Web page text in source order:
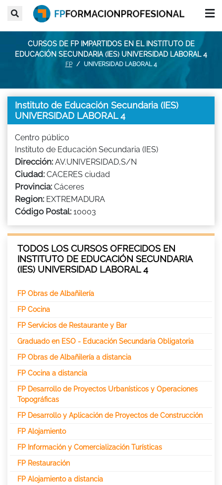
CURSOS DE FP IMPARTIDOS EN EL INSTITUTO DE
EDUCACIÓN SECUNDARIA (IES) UNIVERSIDAD LABORAL 4
FP UNIVERSIDAD LABORAL 4
Instituto de Educación Secundaria (IES)
UNIVERSIDAD LABORAL 4
Centro público
Instituto de Educación Secundaria (IES)
Dirección: AV.UNIVERSIDAD,S/N
Ciudad: CACERES ciudad
Provincia: Cáceres
Region: EXTREMADURA
Código Postal: 10003
TODOS LOS CURSOS OFRECIDOS EN
INSTITUTO DE EDUCACIÓN SECUNDARIA
(IES) UNIVERSIDAD LABORAL 4
FP Obras de Albañilería
FP Cocina
FP Servicios de Restaurante y Bar
Graduado en ESO - Educación Secundaria Obligatoria
FP Obras de Albañilería a distancia
FP Cocina a distancia
FP Desarrollo de Proyectos Urbanísticos y Operaciones
Topográficas
FP Desarrollo y Aplicación de Proyectos de Construcción
FP Alojamiento
FP Información y Comercialización Turísticas
FP Restauración
FP Alojamiento a distancia